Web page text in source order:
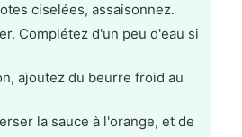
ciselées, assaisonnez.
Complétez d'un peu d'eau si
ajoutez du beurre froid au
la sauce à l'orange, et de